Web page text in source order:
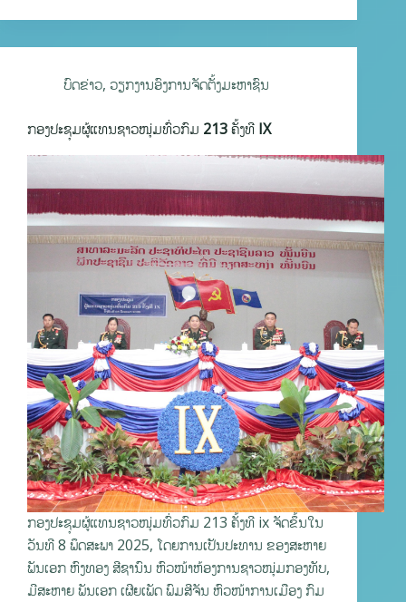
ບົດຂ່າວ, ວຽກງານອົງການຈັດຕັ້ງມະຫາຊົນ
ກອງປະຊຸມຜູ້ແທນຊາວໜຸ່ມທົ່ວກົມ 213 ຄັ້ງທີ IX
ກອງປະຊຸມຜູ້ແທນຊາວໜຸ່ມທົ່ວກົມ 213 ຄັ້ງທີ ix ຈັດຂຶ້ນໃນ
ວັນທີ 8 ພຶດສະພາ 2025, ໂດຍການເປັນປະທານ ຂອງສະຫາຍ
ພັນເອກ ຫົງທອງ ສີຊານົນ ຫົວໜ້າຫ້ອງການຊາວໜຸ່ມກອງທັບ,
ມີສະຫາຍ ພັນເອກ ເຜີຍເພັດ ພົມສີຈັນ ຫົວໜ້າການເມືອງ ກົມ